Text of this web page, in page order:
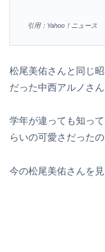
引用：Yahoo！ニュース
松尾美佑さんと同じ
だった中西アルノさん
学年が違っても知っ
らいの可愛さだったの
今の松尾美佑さんを